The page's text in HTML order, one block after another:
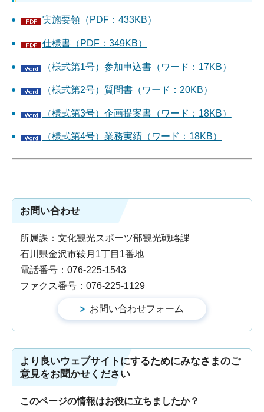
実施要領（PDF：433KB）
仕様書（PDF：349KB）
（様式第1号）参加申込書（ワード：17KB）
（様式第2号）質問書（ワード：20KB）
（様式第3号）企画提案書（ワード：18KB）
（様式第4号）業務実績（ワード：18KB）
お問い合わせ
所属課：文化観光スポーツ部観光戦略課
石川県金沢市鞍月1丁目1番地
電話番号：076-225-1543
ファクス番号：076-225-1129
より良いウェブサイトにするためにみなさまのご
意見をお聞かせください
このページの情報はお役に立ちましたか？